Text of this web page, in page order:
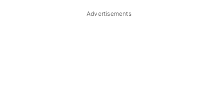
Advertisements